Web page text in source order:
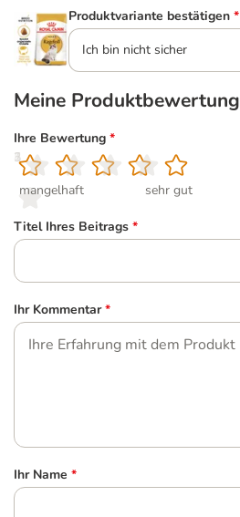
Produktvariante bestätigen *
Ich bin nicht sicher
Meine Produktbewertung
Ihre Bewertung *
1
mangelhaft
2
3
4
5
sehr gut
Titel Ihres Beitrags *
Ihr Kommentar *
Ihr Name *